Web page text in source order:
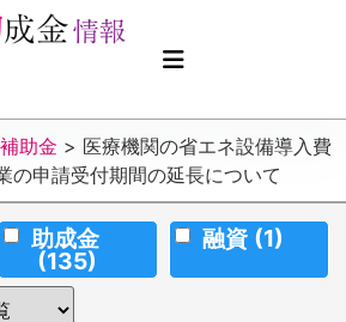
補助金 > 医療機関の省エネ設備導入費
の申請受付期間の延長について
助成金
(135)
融資 (1)